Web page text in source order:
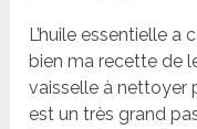
L’huile essentielle
bien ma recette de
vaisselle à nettoyer
est un très grand